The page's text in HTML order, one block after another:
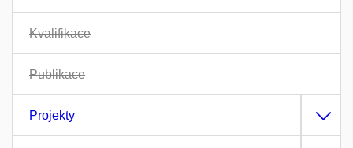
Kvalifikace
Publikace
Projekty